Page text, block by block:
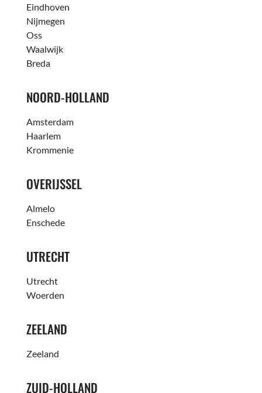
Eindhoven
Nijmegen
Oss
Waalwijk
Breda
NOORD-HOLLAND
Amsterdam
Haarlem
Krommenie
OVERIJSSEL
Almelo
Enschede
UTRECHT
Utrecht
Woerden
ZEELAND
Zeeland
ZUID-HOLLAND